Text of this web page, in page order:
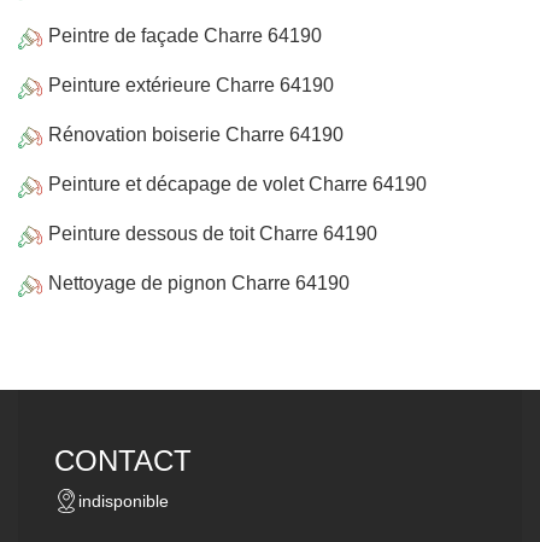
Peintre de façade Charre 64190
Peinture extérieure Charre 64190
Rénovation boiserie Charre 64190
Peinture et décapage de volet Charre 64190
Peinture dessous de toit Charre 64190
Nettoyage de pignon Charre 64190
CONTACT
indisponible